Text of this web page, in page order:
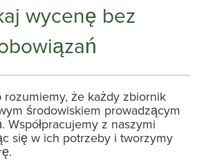
wycenę bez
rozumiemy, że każdy zbiornik
środowiskiem prowadzącym
Współpracujemy z naszymi
się w ich potrzeby i tworzymy